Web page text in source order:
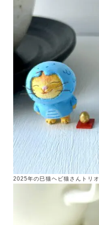
2025年の巳猫ヘビ猫さんトリオ